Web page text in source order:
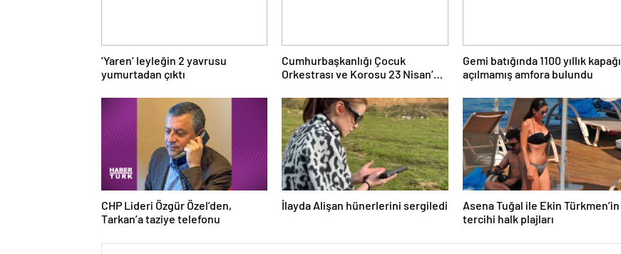
‘Yaren’ leyleğin 2 yavrusu
yumurtadan çıktı
Cumhurbaşkanlığı Çocuk
Orkestrası ve Korosu 23 Nisan’da
Gemi batığında 1100 yıllık kapağı
açılmamış amfora bulundu
CHP Lideri Özgür Özel’den,
Tarkan’a taziye telefonu
İlayda Alişan hünerlerini sergiledi
Asena Tuğal ile Ekin Türkmen’in
tercihi halk plajları